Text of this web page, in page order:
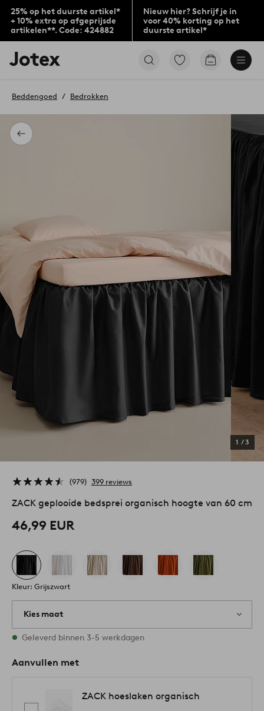
25% op het duurste artikel*
+ 10% extra op afgeprijsde
artikelen**. Code: 424882
Nieuw hier? Schrijf je in
voor 40% korting op het
duurste artikel*
Jotex
logo
to
home
page
Ga
Go
Terug
Beddengoed Bedrokken
1 /3
979 399 reviews
ZACK geplooide bedsprei organisch hoogte van 60 cm
46,99 EUR
Kleur: Grijszwart
Kies maat
2 maten op voorraad
Geleverd binnen 3-5 werkdagen
Aanvullen met
ZACK hoeslaken organisch